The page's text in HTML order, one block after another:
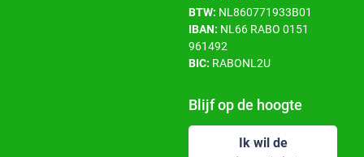
BTW: NL860771933B01
IBAN: NL66 RABO 0151
961492
BIC: RABONL2U
Blijf op de hoogte
Ik wil de